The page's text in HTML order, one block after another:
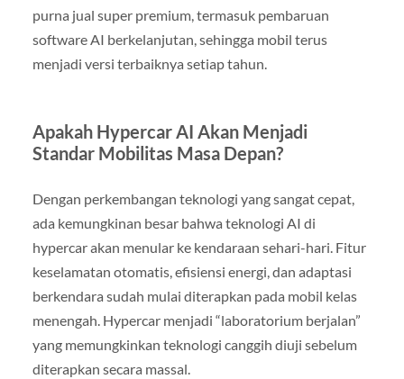
purna jual super premium, termasuk pembaruan
software AI berkelanjutan, sehingga mobil terus
menjadi versi terbaiknya setiap tahun.
Apakah Hypercar AI Akan Menjadi
Standar Mobilitas Masa Depan?
Dengan perkembangan teknologi yang sangat cepat,
ada kemungkinan besar bahwa teknologi AI di
hypercar akan menular ke kendaraan sehari-hari. Fitur
keselamatan otomatis, efisiensi energi, dan adaptasi
berkendara sudah mulai diterapkan pada mobil kelas
menengah. Hypercar menjadi “laboratorium berjalan”
yang memungkinkan teknologi canggih diuji sebelum
diterapkan secara massal.